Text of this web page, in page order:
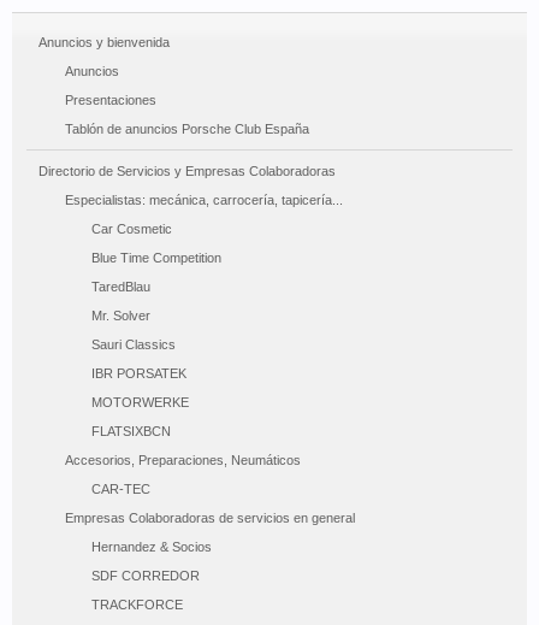
Anuncios y bienvenida
Anuncios
Presentaciones
Tablón de anuncios Porsche Club España
Directorio de Servicios y Empresas Colaboradoras
Especialistas: mecánica, carrocería, tapicería...
Car Cosmetic
Blue Time Competition
TaredBlau
Mr. Solver
Sauri Classics
IBR PORSATEK
MOTORWERKE
FLATSIXBCN
Accesorios, Preparaciones, Neumáticos
CAR-TEC
Empresas Colaboradoras de servicios en general
Hernandez & Socios
SDF CORREDOR
TRACKFORCE